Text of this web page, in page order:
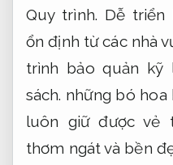
Quy trình. Dễ triển
ổn định từ các nhà
trình bảo quản kỹ
sách. những bó hoa
luôn giữ được vẻ
thơm ngát và bền